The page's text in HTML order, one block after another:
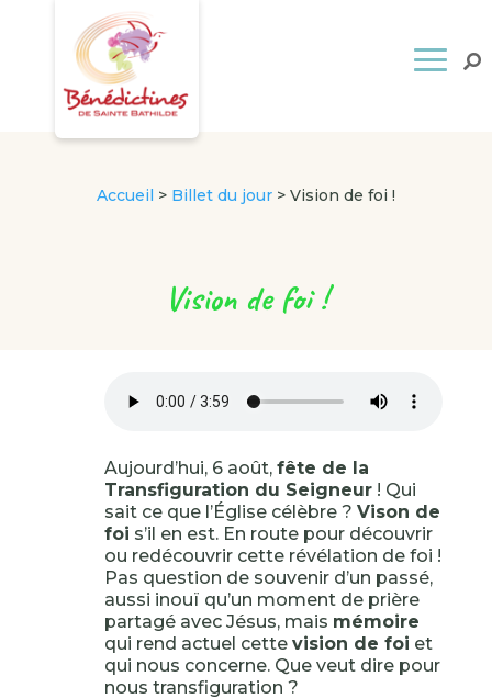
Accueil > Billet du jour> Vision de foi !
Vision de foi !
Aujourd’hui, 6 août, fête de la
Transfiguration du Seigneur! Qui
sait ce que l’Église célèbre ? Vison de
foi s’il en est. En route pour découvrir
ou redécouvrir cette révélation de foi !
Pas question de souvenir d’un passé,
aussi inouï qu’un moment de prière
partagé avec Jésus, mais mémoire
qui rend actuel cette vision de foi et
qui nous concerne. Que veut dire pour
nous transfiguration ?